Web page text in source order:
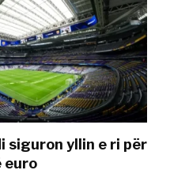
siguron yllin e ri për
euro